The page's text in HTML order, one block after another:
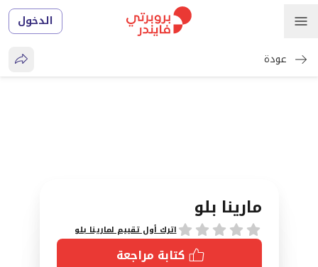
الدخول
عودة
مارينا بلو
تقييمات اترك أول تقييم لمارينا بلو
كتابة مراجعة